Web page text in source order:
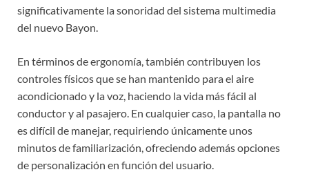
significativamente la sonoridad del sistema multimedia
del nuevo Bayon.
En términos de ergonomía, también contribuyen los
controles físicos que se han mantenido para el aire
acondicionado y la voz, haciendo la vida más fácil al
conductor y al pasajero. En cualquier caso, la pantalla no
es difícil de manejar, requiriendo únicamente unos
minutos de familiarización, ofreciendo además opciones
de personalización en función del usuario.